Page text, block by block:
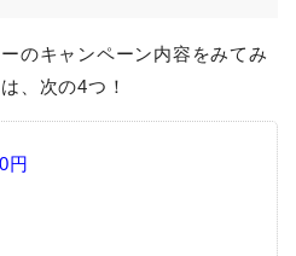
のキャンペーン内容をみてみ
、次の4つ！
円